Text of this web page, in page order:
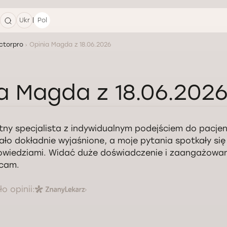
Ukr | Pol
Opinia Magda z 18.06.2026
Magda z
specjalista z indywidualnym podejściem do
dokładnie wyjaśnione, a moje pytania spotkały
Widać duże doświadczenie i
opinii: